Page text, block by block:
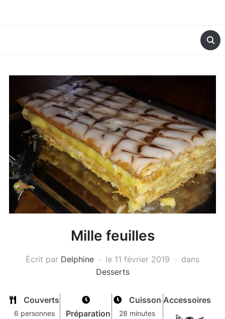
Mille feuilles
Écrit par Delphine le 11 février 2019
dans
Desserts
Couverts
6 personnes Préparation
Cuisson
28 minutes
Accessoires